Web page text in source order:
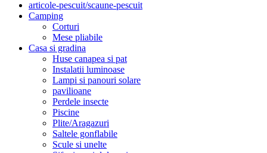
articole-pescuit/scaune-pescuit
Camping
Corturi
Mese pliabile
Casa si gradina
Huse canapea si pat
Instalatii luminoase
Lampi si panouri solare
pavilioane
Perdele insecte
Piscine
Plite/Aragazuri
Saltele gonflabile
Scule si unelte